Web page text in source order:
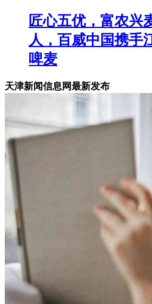
匠心五优，富农兴
人，百威中国携手
啤麦
天津新闻信息网最新发布